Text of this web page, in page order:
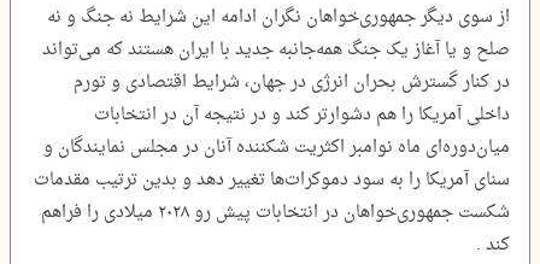
از سوی دیگر جمهوری‌خواهان نگران ادامه این شرایط نه جنگ و نه
صلح و یا آغاز یک جنگ همه‌جانبه جدید با ایران هستند که می‌تواند
در کنار گسترش بحران انرژی در جهان، شرایط اقتصادی و تورم
داخلی آمریکا را هم دشوارتر کند و در نتیجه آن در انتخابات
میان‌دوره‌ای ماه نوامبر اکثریت شکننده آنان در مجلس نمایندگان و
سنای آمریکا را به سود دموکرات‌ها تغییر دهد و بدین ترتیب مقدمات
شکست جمهوری‌خواهان در انتخابات پیش رو ۲۰۲۸ میلادی را فراهم
کند .